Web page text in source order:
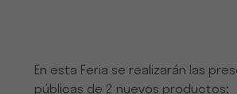
En esta Feria se realizarán las
públicas de 2 nuevos productos: